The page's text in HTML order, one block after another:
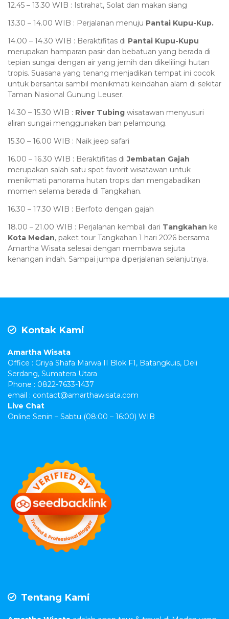
12.45 – 13.30 WIB : Istirahat, Solat dan makan siang
13.30 – 14.00 WIB : Perjalanan menuju Pantai Kupu-Kup.
14.00 – 14.30 WIB : Beraktifitas di Pantai Kupu-Kupu
merupakan hamparan pasir dan bebatuan yang berada di
tepian sungai dengan air yang jernih dan dikelilingi hutan
tropis. Suasana yang tenang menjadikan tempat ini cocok
untuk bersantai sambil menikmati keindahan alam di sekitar
Taman Nasional Gunung Leuser.
14.30 – 15.30 WIB : River Tubing wisatawan menyusuri
aliran sungai menggunakan ban pelampung.
15.30 – 16.00 WIB : Naik jeep safari
16.00 – 16.30 WIB : Beraktifitas diJembatan Gajah
merupakan salah satu spot favorit wisatawan untuk
menikmati panorama hutan tropis dan mengabadikan
momen selama berada di Tangkahan.
16.30 – 17.30 WIB : Berfoto dengan gajah
18.00 – 21.00 WIB : Perjalanan kembali dari Tangkahan ke
Kota Medan, paket tour Tangkahan 1 hari 2026 bersama
Amartha Wisata selesai dengan membawa sejuta
kenangan indah. Sampai jumpa diperjalanan selanjutnya.
Kontak Kami
Amartha Wisata
Office : Griya Shafa Marwa II Blok F1, Batangkuis, Deli
Serdang, Sumatera Utara
Phone : 0822-7633-1437
email : contact@amarthawisata.com
Live Chat
Online Senin – Sabtu (08:00 – 16:00) WIB
Tentang Kami